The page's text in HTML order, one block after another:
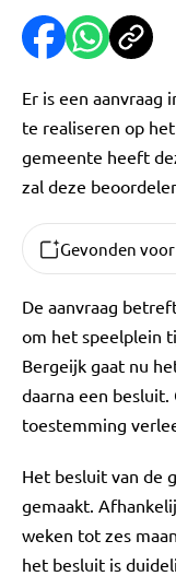
Er is een
te realiseren op
gemeente heeft
zal deze
Gevonden
De aanvraag
om het speelplein
Bergeijk gaat nu
daarna een
toestemming
Het besluit van de
gemaakt.
weken tot zes
het besluit is